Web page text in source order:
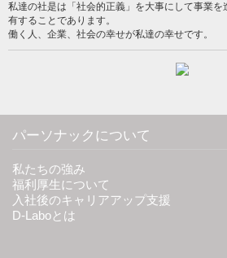
私達の社是は「社会的正義」を大事にして事業
有することであります。
働く人、企業、社会の幸せが私達の幸せです。
パーソナックについて
私たちの強み
福利厚生について
入社後のキャリアアップ支援
D-Laboとは